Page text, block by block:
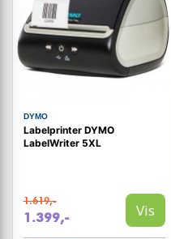
DYMO
Labelprinter DYMO
LabelWriter 5XL
1.619,-
1.399,- Vis